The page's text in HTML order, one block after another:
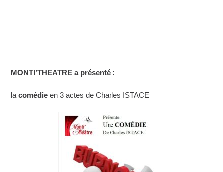
MONTI’THEATRE a présenté :
lacomédie en 3 actes de Charles ISTACE